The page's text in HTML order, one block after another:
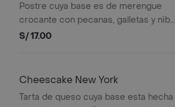
Postre cuya base es de merengue
crocante con pecanas, galletas y nibs
, con un cremoso relleno de manjar y
S/ 17.00
Cheescake New York
Tarta de queso cuya base esta hecha